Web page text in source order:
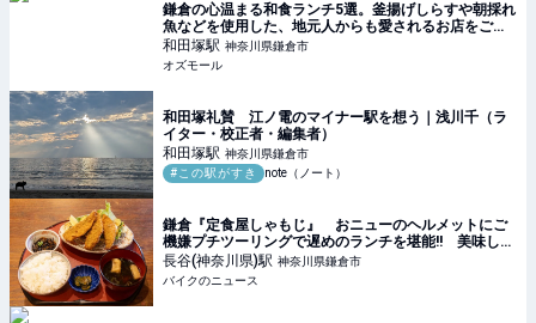
鎌倉の心温まる和食ランチ5選。釜揚げしらすや朝採れ
魚などを使用した、地元人からも愛されるお店をご紹
介 - OZmall
和田塚駅 神奈川県鎌倉市
オズモール
和田塚礼賛 江ノ電のマイナー駅を想う｜浅川千（ラ
イター・校正者・編集者）
和田塚駅 神奈川県鎌倉市
#この駅がすき
note（ノート）
鎌倉『定食屋しゃもじ』 おニューのヘルメットにご
機嫌プチツーリングで遅めのランチを堪能!! 美味しい
アジフライを求めて走る旅
長谷(神奈川県)駅 神奈川県鎌倉市
バイクのニュース